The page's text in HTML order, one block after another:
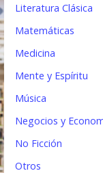
Literatura Clásica
Matemáticas
Medicina
Mente y Espíritu
Música
Negocios y
No Ficción
Otros